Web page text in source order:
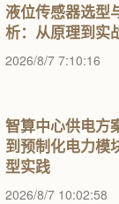
液位传感器选型
析：从原理到实
2026/8/7 7:10:16
智算中心供电方
到预制化电力模
型实践
2026/8/7 10:02:58